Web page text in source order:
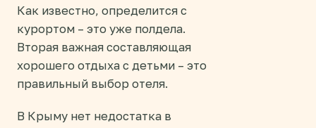
Как известно, определится с
курортом – это уже полдела.
Вторая важная составляющая
хорошего отдыха с детьми – это
правильный выбор отеля.
В Крыму нет недостатка в